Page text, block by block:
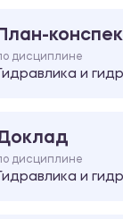
дисциплине
Гидравлика и
дисциплине
Гидравлика и